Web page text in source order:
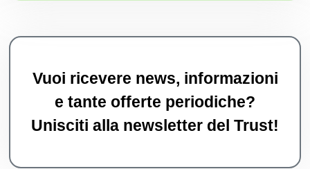
Vuoi ricevere news, informazioni
e tante offerte periodiche?
Unisciti alla newsletter del Trust!